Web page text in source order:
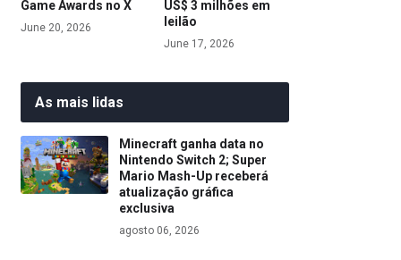
Game Awards no X
June 20, 2026
US$ 3 milhões em
leilão
June 17, 2026
As mais lidas
Minecraft ganha data no
Nintendo Switch 2; Super
Mario Mash-Up receberá
atualização gráfica
exclusiva
agosto 06, 2026